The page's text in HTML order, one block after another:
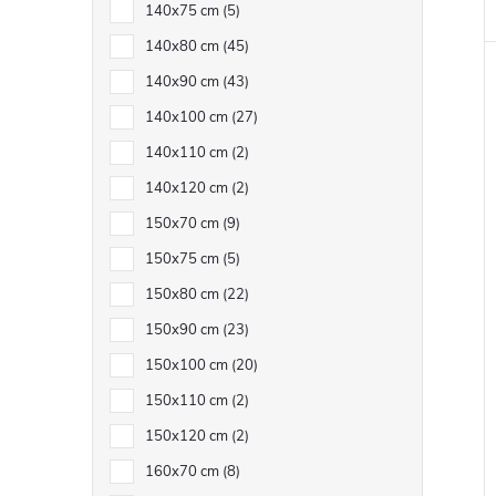
140x75 cm 5
140x80 cm 45
140x90 cm 43
140x100 cm 27
140x110 cm 2
140x120 cm 2
150x70 cm 9
150x75 cm 5
150x80 cm 22
150x90 cm 23
150x100 cm 20
150x110 cm 2
150x120 cm 2
160x70 cm 8